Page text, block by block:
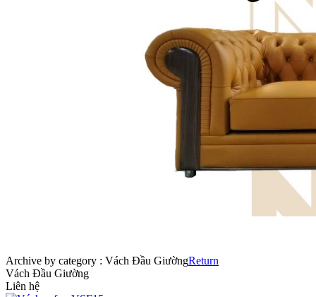
Archive by category : Vách Đầu GiườngReturn
Vách Đầu Giường
Liên hệ